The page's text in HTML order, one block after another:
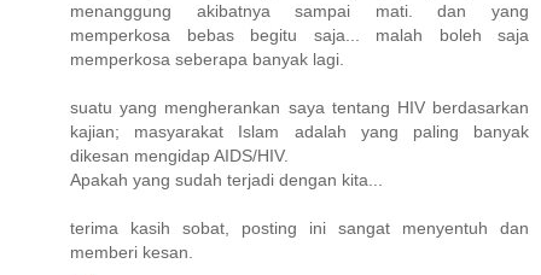
menanggung akibatnya sampai mati. dan yang
memperkosa bebas begitu saja... malah boleh saja
memperkosa seberapa banyak lagi.
suatu yang mengherankan saya tentang HIV berdasarkan
kajian; masyarakat Islam adalah yang paling banyak
dikesan mengidap AIDS/HIV.
Apakah yang sudah terjadi dengan kita...
terima kasih sobat, posting ini sangat menyentuh dan
memberi kesan.